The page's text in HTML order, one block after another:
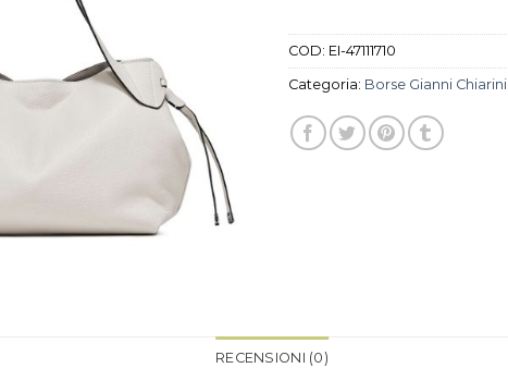
COD: EI-47111710
Categoria: Borse Gianni Chiarini
RECENSIONI (0)